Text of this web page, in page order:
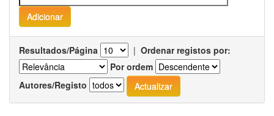
Resultados/Página | Ordenar registos por:
Por ordem
Autores/Registo